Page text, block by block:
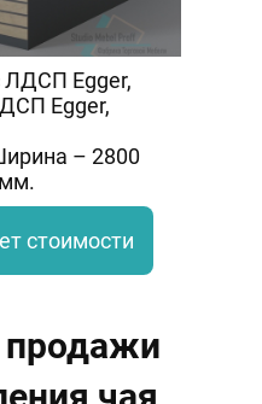
ЛДСП Egger,
Egger,
– 2800
стоимости
продажи